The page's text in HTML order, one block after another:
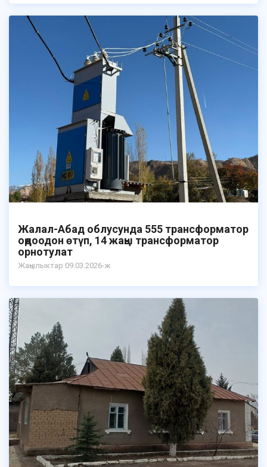
Жалал-Абад облусунда 555 трансформатор
оңдоодон өтүп, 14 жаңы трансформатор
орнотулат
Жаңылыктар 09.03.2026-ж